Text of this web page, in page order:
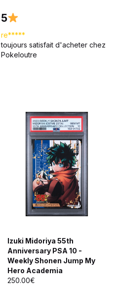
5
re*****
toujours satisfait d'acheter chez
Pokeloutre
Izuki Midoriya 55th
Anniversary PSA 10 -
Weekly Shonen Jump My
Hero Academia
250.00€